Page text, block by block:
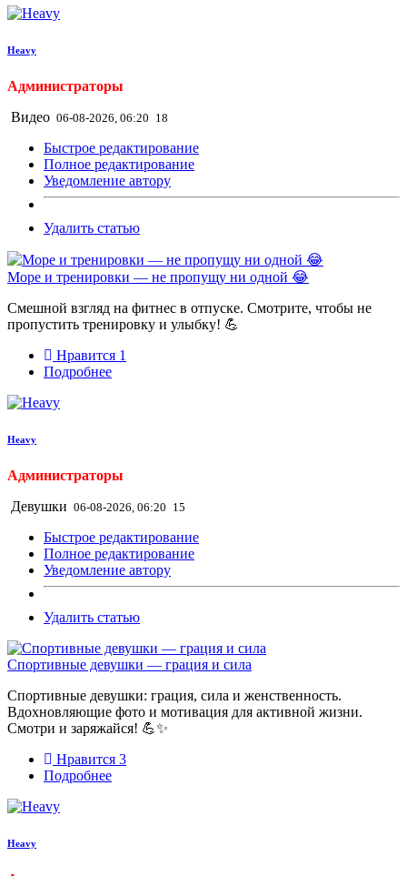
Heavy
Администраторы
Видео 06-08-2026, 06:20 18
Быстрое редактирование
Полное редактирование
Уведомление автору
Удалить статью
Море и тренировки — не пропущу ни одной 😂
Смешной взгляд на фитнес в отпуске. Смотрите, чтобы не
пропустить тренировку и улыбку! 💪
Нравится 1
Подробнее
Heavy
Администраторы
Девушки 06-08-2026, 06:20 15
Быстрое редактирование
Полное редактирование
Уведомление автору
Удалить статью
Спортивные девушки — грация и сила
Спортивные девушки: грация, сила и женственность.
Вдохновляющие фото и мотивация для активной жизни.
Смотри и заряжайся! 💪✨
Нравится 3
Подробнее
Heavy